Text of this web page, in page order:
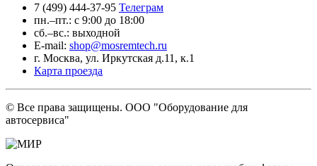
7 (499) 444-37-95 Телеграм
пн.–пт.: с 9:00 до 18:00
сб.–вс.: выходной
E-mail: shop@mosremtech.ru
г. Москва, ул. Иркутская д.11, к.1
Карта проезда
© Все права защищены. ООО "Оборудование для
автосервиса"